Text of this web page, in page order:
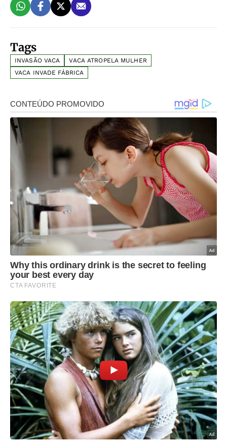
Tags
INVASÃO VACA
VACA ATROPELA MULHER
VACA INVADE FÁBRICA